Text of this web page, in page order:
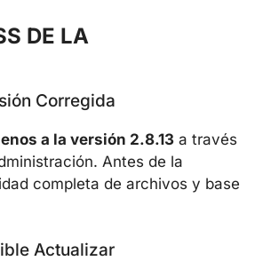
DE LA
Corregida
a la versión 2.8.13 a través
Antes de la
completa de archivos y base
Actualizar